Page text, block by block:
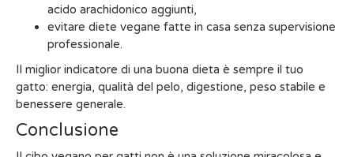
acido arachidonico aggiunti,
evitare diete vegane fatte in casa senza supervisione
professionale.
Il miglior indicatore di una buona dieta è sempre il tuo
gatto: energia, qualità del pelo, digestione, peso stabile e
benessere generale.
Conclusione